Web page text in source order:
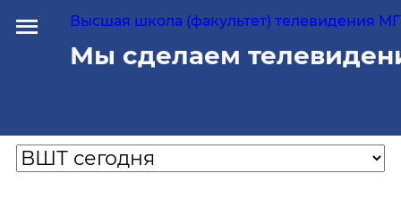
Высшая школа (факультет) телевидения
Мы сделаем